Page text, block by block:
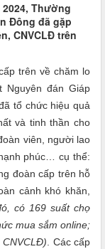
Thường
Đông đã gặp
CNVCLĐ trên
trên về chăm lo
Nguyên đán Giáp
tổ chức hiệu quả
và tinh thần cho
viên, người lao
phúc…cụ thể:
đoàn cấp trên hỗ
cảnh khó khăn,
có 169 suất chợ
mua sắm online;
Các cấp